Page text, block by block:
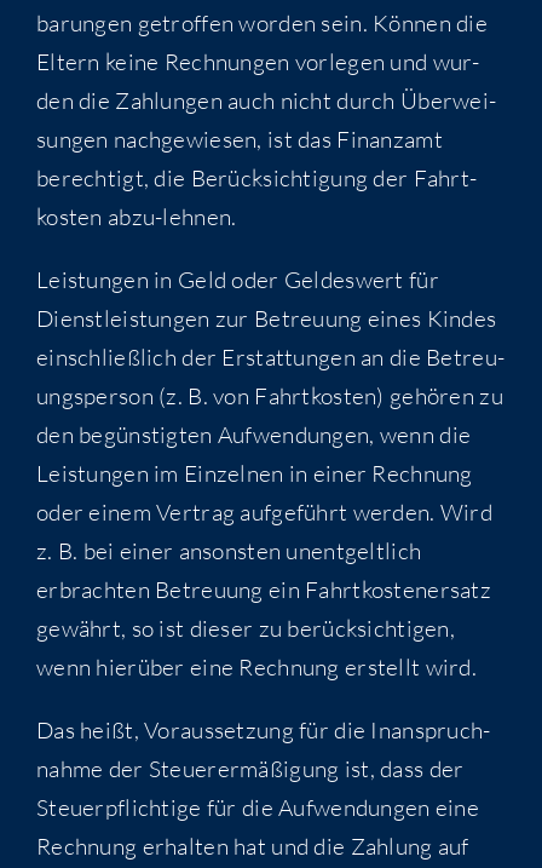
ba­run­gen getrof­fen wor­den sein. Kön­nen die
Eltern kei­ne Rech­nun­gen vor­le­gen und wur­
den die Zah­lun­gen auch nicht durch Über­wei-
sun­gen nach­ge­wie­sen, ist das Finanz­amt
berech­tigt, die Berück­sich­ti­gung der Fahrt­
kos­ten abzu-lehnen.
Leis­tun­gen in Geld oder Gel­des­wert für
Dienst­leis­tun­gen zur Betreu­ung eines Kin­des
ein­schließ­lich der Erstat­tun­gen an die Betreu­
ungs­per­son (z. B. von Fahrt­kos­ten) gehö­ren zu
den begüns­tig­ten Auf­wen­dun­gen, wenn die
Leis­tun­gen im Ein­zel­nen in einer Rech­nung
oder einem Ver­trag auf­ge­führt wer­den. Wird
z. B. bei einer ansons­ten unent­gelt­lich
erbrach­ten Betreu­ung ein Fahrt­kos­ten­er­satz
gewährt, so ist die­ser zu berück­sich­ti­gen,
wenn hier­über eine Rech­nung erstellt wird.
Das heißt, Vor­aus­set­zung für die Inan­spruch­
nah­me der Steu­er­ermä­ßi­gung ist, dass der
Steu­er­pflich­ti­ge für die Auf­wen­dun­gen eine
Rech­nung erhal­ten hat und die Zah­lung auf